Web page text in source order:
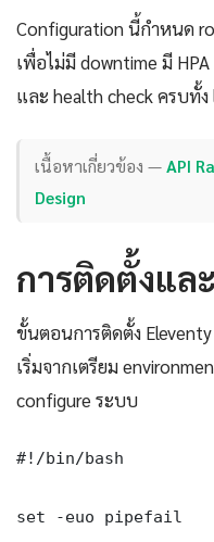
Configuration นี้กำหนด
เพื่อไม่มี downtime มี
และ health check ครบทั้ง
เนื้อหาเกี่ยวข้อง —API
Design
การติดตั้งแล
ขั้นตอนการติดตั้ง
เริ่มจากเตรียม
configure ระบบ
#!/bin/bash
set -euo pipefail